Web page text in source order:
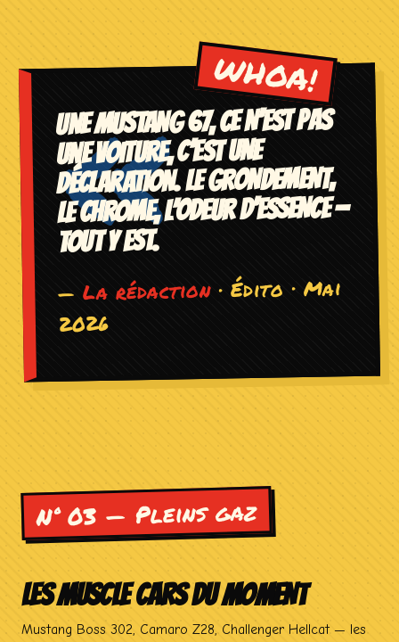
«
UNE MUSTANG 67, CE N’EST PAS
UNE VOITURE, C’EST UNE
DÉCLARATION. LE GRONDEMENT,
LE CHROME, L’ODEUR D’ESSENCE —
TOUT Y EST.
—La rédaction· Édito · Mai
2026
N° 03 — Pleins gaz
LES MUSCLE CARS DU MOMENT
Mustang Boss 302, Camaro Z28, Challenger Hellcat — les